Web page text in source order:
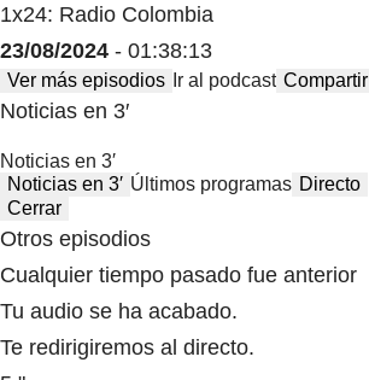
1x24: Radio Colombia
23/08/2024 - 01:38:13
Ver más episodios Ir al podcast Compartir
Noticias en 3′
Noticias en 3′
Noticias en 3′ Últimos programas Directo
Cerrar
Otros episodios
Cualquier tiempo pasado fue anterior
Tu audio se ha acabado.
Te redirigiremos al directo.